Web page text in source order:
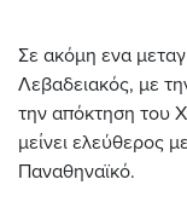
Σε ακόμη ενα
Λεβαδειακός, με
την απόκτηση του
μείνει ελεύθερος
Παναθηναϊκό.